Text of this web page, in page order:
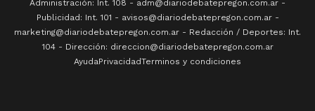
Administración: Int. 108 - adm@diariodebatepregon.com.ar -
Publicidad: Int. 101 - avisos@diariodebatepregon.com.ar -
marketing@diariodebatepregon.com.ar - Redacción / Deportes: Int.
104 - Dirección: direccion@diariodebatepregon.com.ar
AyudaPrivacidadTerminos y condiciones